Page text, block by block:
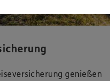
genießen